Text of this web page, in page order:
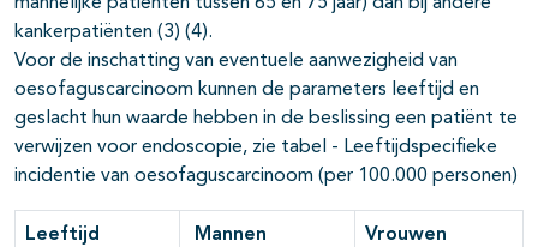
mannelijke patiënten tussen 65 en 75 jaar) dan bij andere
kankerpatiënten (3) (4).
Voor de inschatting van eventuele aanwezigheid van
oesofaguscarcinoom kunnen de parameters leeftijd en
geslacht hun waarde hebben in de beslissing een patiënt te
verwijzen voor endoscopie, zie tabel - Leeftijdspecifieke
incidentie van oesofaguscarcinoom (per 100.000 personen)
Leeftijd Mannen Vrouwen